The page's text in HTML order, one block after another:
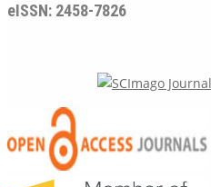
eISSN: 2458-7826